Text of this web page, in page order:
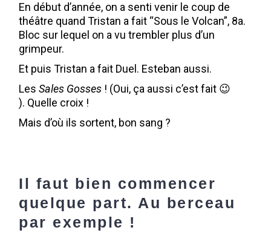
En début d’année, on a senti venir le coup de
théâtre quand Tristan a fait “Sous le Volcan”, 8a.
Bloc sur lequel on a vu trembler plus d’un
grimpeur.
Et puis Tristan a fait Duel. Esteban aussi.
LesSales Gosses ! (Oui, ça aussi c’est fait 😉
). Quelle croix !
Mais d’où ils sortent, bon sang ?
Il faut bien commencer
quelque part. Au berceau
par exemple !